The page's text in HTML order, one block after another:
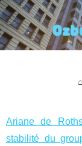
Ariane de
stabilité du